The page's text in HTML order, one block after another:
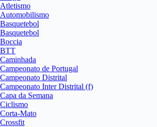
Atletismo
Automobilismo
Basquetebol
Basquetebol
Boccia
BTT
Caminhada
Campeonato de Portugal
Campeonato Distrital
Campeonato Inter Distrital (f)
Capa da Semana
Ciclismo
Corta-Mato
Crossfit